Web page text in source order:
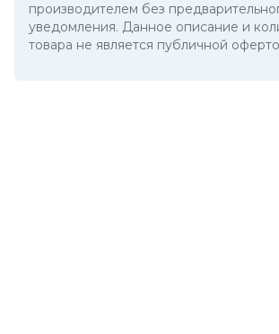
производителем без
уведомления. Данное описание и
товара не является публичной